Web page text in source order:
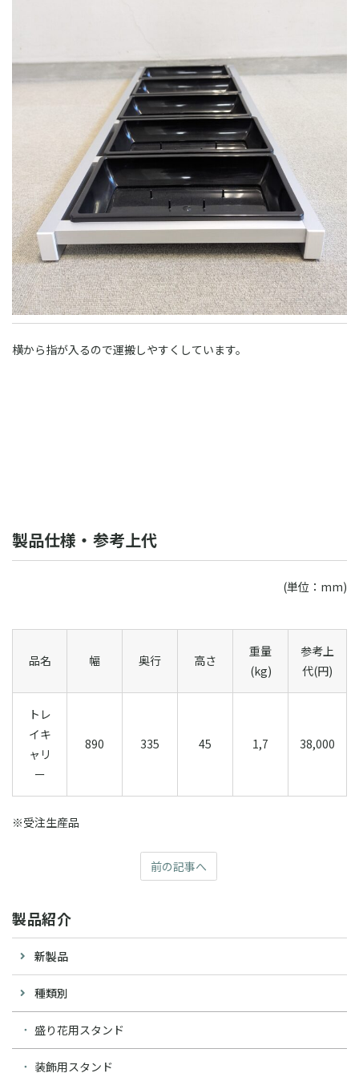
横から指が入るので運搬しやすくしています。
製品仕様・参考上代
(単位：mm)
品名 幅 奥行 高さ
重量
(kg)
参考上
代(円)
トレ
イキ
ャリ
ー
890 335 45 1,7 38,000
※受注生産品
前の記事へ
製品紹介
新製品
種類別
盛り花用スタンド
装飾用スタンド